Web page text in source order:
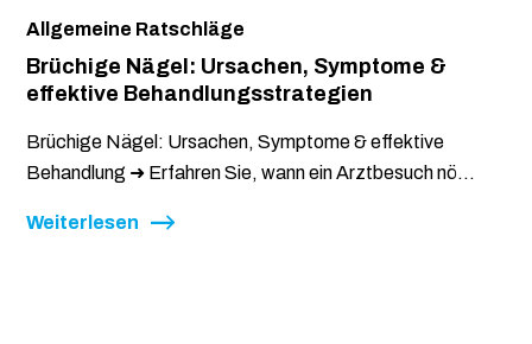
Allgemeine Ratschläge
Brüchige Nägel: Ursachen, Symptome &
effektive Behandlungsstrategien
Brüchige Nägel: Ursachen, Symptome & effektive
Behandlung ➜ Erfahren Sie, wann ein Arztbesuch nö...
Weiterlesen